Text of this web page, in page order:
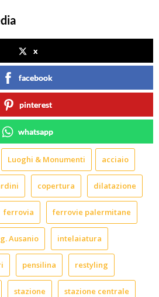
x
facebook
pinterest
whatsapp
Luoghi & Monumenti acciaio
copertura dilatazione
ferrovia ferrovie palermitane
Ausanio intelaiatura
pensilina restyling
stazione stazione centrale